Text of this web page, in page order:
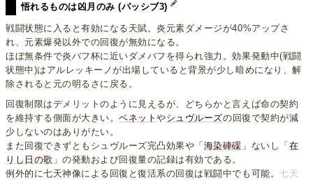
悟れるものは凶月のみ (パッシブ3)
戦闘状態に入ると有効になる天賦。炎元素ダメージが40%アップさ
れ、元素爆発以外での回復が無効になる。
ほぼ無条件で炎バフ杯に近いダメバフを得られ強力。効果発動中(戦闘
状態中)はアルレッキーノが出場していると背景が少し暗めになり、解
除されると元の明るさに戻る。
回復制限はデメリットのように見えるが、どちらかと言えば命の契約
を維持する側面が大きい。ベネットやシュヴルーズの回復で契約が減
少しないのはありがたい。
また回復できずともシュヴルーズ完凸効果や「 海染硨磲 」ないし「 在
りし日の歌 」の発動および回復量の記録は有効である。
例外的に七天神像による回復と復活系の回復は戦闘中でも可能。七天